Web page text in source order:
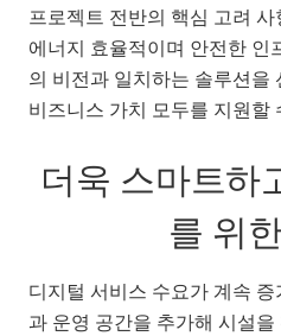
프로젝트 전반의 핵심 고려
에너지 효율적이며 안전한 인
의 비전과 일치하는 솔루션을
비즈니스 가치 모두를 지원할
더욱 스마트하
를 위
디지털 서비스 수요가 계속
과 운영 공간을 추가해 시설